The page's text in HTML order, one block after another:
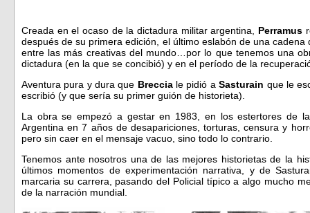
Creada en el ocaso de la dictadura militar argentina, Perramus
después de su primera edición, el último eslabón de una
entre las más creativas del mundo…por lo que tenemos una
dictadura (en la que se concibió) y en el período de la
Aventura pura y dura que Breccia le pidió aSasturain que le
escribió (y que sería su primer guión de historieta).
La obra se empezó a gestar en 1983, en los estertores de
Argentina en 7 años de desapariciones, torturas, censura y
pero sin caer en el mensaje vacuo, sino todo lo contrario.
Tenemos ante nosotros una de las mejores historietas de la
últimos momentos de experimentación narrativa, y de
marcaria su carrera, pasando del Policial típico a algo mucho
de la narración mundial.